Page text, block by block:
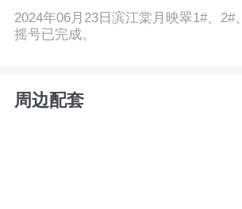
2024年06月23日滨江棠月映翠1#、2#
摇号已完成。
周边配套